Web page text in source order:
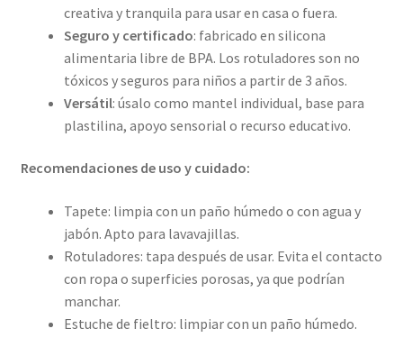
creativa y tranquila para usar en casa o fuera.
Seguro y certificado: fabricado en silicona
alimentaria libre de BPA. Los rotuladores son no
tóxicos y seguros para niños a partir de 3 años.
Versátil: úsalo como mantel individual, base para
plastilina, apoyo sensorial o recurso educativo.
Recomendaciones de uso y cuidado:
Tapete: limpia con un paño húmedo o con agua y
jabón. Apto para lavavajillas.
Rotuladores: tapa después de usar. Evita el contacto
con ropa o superficies porosas, ya que podrían
manchar.
Estuche de fieltro: limpiar con un paño húmedo.